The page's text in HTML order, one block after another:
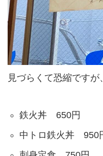
見づらくて恐縮ですが
鉄火丼 650円
中トロ鉄火丼 950